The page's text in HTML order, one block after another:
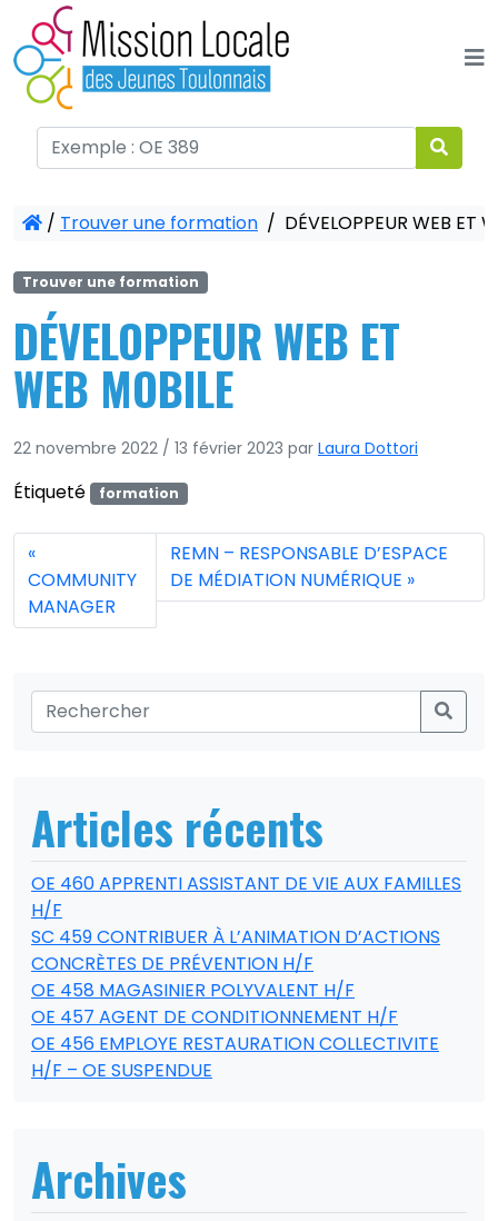
/ Trouver une formation / DÉVELOPPEUR WEB ET
Trouver une formation
DÉVELOPPEUR WEB ET
WEB MOBILE
22 novembre 2022 / 13 février 2023 par Laura Dottori
Étiqueté formation
COMMUNITY
MANAGER
REMN – RESPONSABLE D’ESPACE
DE MÉDIATION NUMÉRIQUE
Articles récents
OE 460 APPRENTI ASSISTANT DE VIE AUX FAMILLES
H/F
SC 459 CONTRIBUER À L’ANIMATION D’ACTIONS
CONCRÈTES DE PRÉVENTION H/F
OE 458 MAGASINIER POLYVALENT H/F
OE 457 AGENT DE CONDITIONNEMENT H/F
OE 456 EMPLOYE RESTAURATION COLLECTIVITE
H/F – OE SUSPENDUE
Archives
Panneau de gestion des cookies